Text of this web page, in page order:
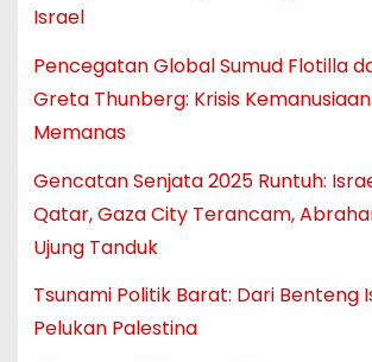
Israel
Pencegatan Global Sumud Flotilla
Greta Thunberg: Krisis
Memanas
Gencatan Senjata 2025 Runtuh:
Qatar, Gaza City Terancam,
Ujung Tanduk
Tsunami Politik Barat: Dari Benteng
Pelukan Palestina